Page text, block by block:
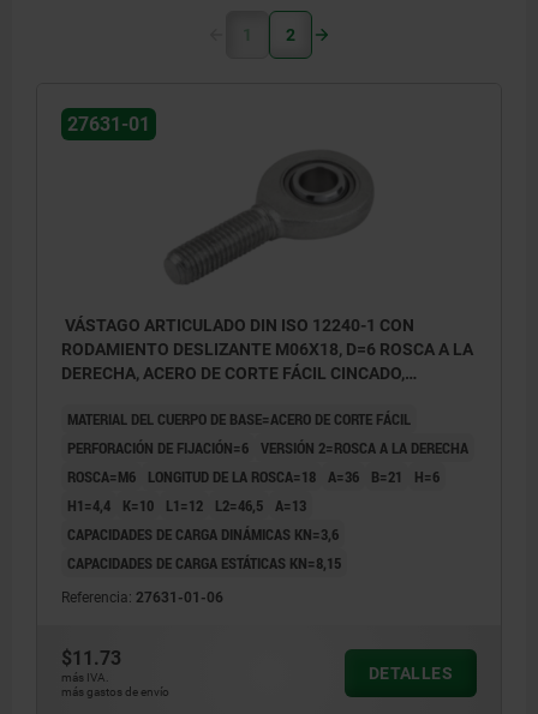
1 2
27631-01
VÁSTAGO ARTICULADO DIN ISO 12240-1 CON
RODAMIENTO DESLIZANTE M06X18, D=6 ROSCA A LA
DERECHA, ACERO DE CORTE FÁCIL CINCADO,
MATERIAL DEL CUERPO DE BASE=ACERO DE CORTE FÁCIL
PERFORACIÓN DE FIJACIÓN=6 VERSIÓN 2=ROSCA A LA DERECHA
ROSCA=M6
LONGITUD DE LA ROSCA=18 A=36 B=21
H=6
H1=4,4
K=10 L1=12 L2=46,5 Α=13
CAPACIDADES DE CARGA DINÁMICAS KN=3,6
CAPACIDADES DE CARGA ESTÁTICAS KN=8,15
Referencia: 27631-01-06
$11.73
más IVA.
más gastos de envío
DETALLES